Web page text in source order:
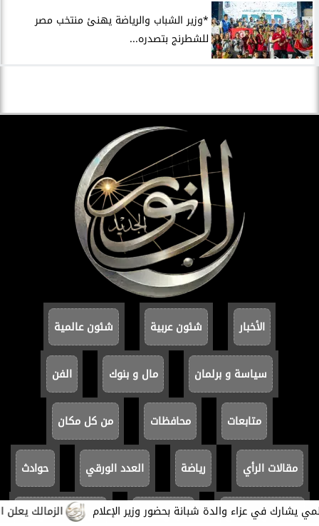
الزمالك يعلن في عزاء والدة شبانة بحضور وزير الإعلام
*وزير الشباب والرياضة يهنئ منتخب مصر
للشطرنج بتصدره...
الأخبار شئون عربية شئون عالمية
سياسة و برلمان مال و بنوك الفن
متابعات محافظات من كل مكان
مقالات الرأي رياضة العدد الورقي حوادث
الأسرة والمجتمع أدب وثفاقة سياسة الخصوصية